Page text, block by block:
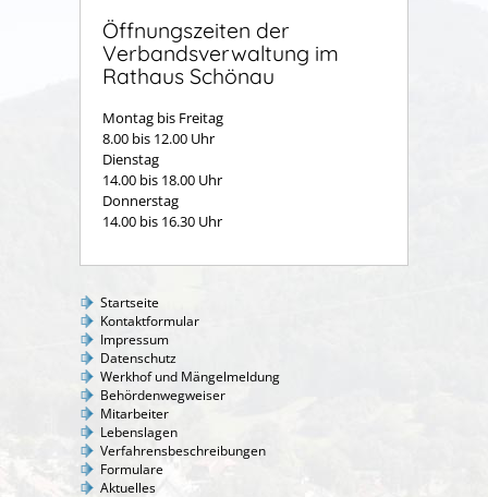
Öffnungszeiten der
Verbandsverwaltung im
Rathaus Schönau
Montag bis Freitag
8.00 bis 12.00 Uhr
Dienstag
14.00 bis 18.00 Uhr
Donnerstag
14.00 bis 16.30 Uhr
Startseite
Kontaktformular
Impressum
Datenschutz
Werkhof und Mängelmeldung
Behördenwegweiser
Mitarbeiter
Lebenslagen
Verfahrensbeschreibungen
Formulare
Aktuelles